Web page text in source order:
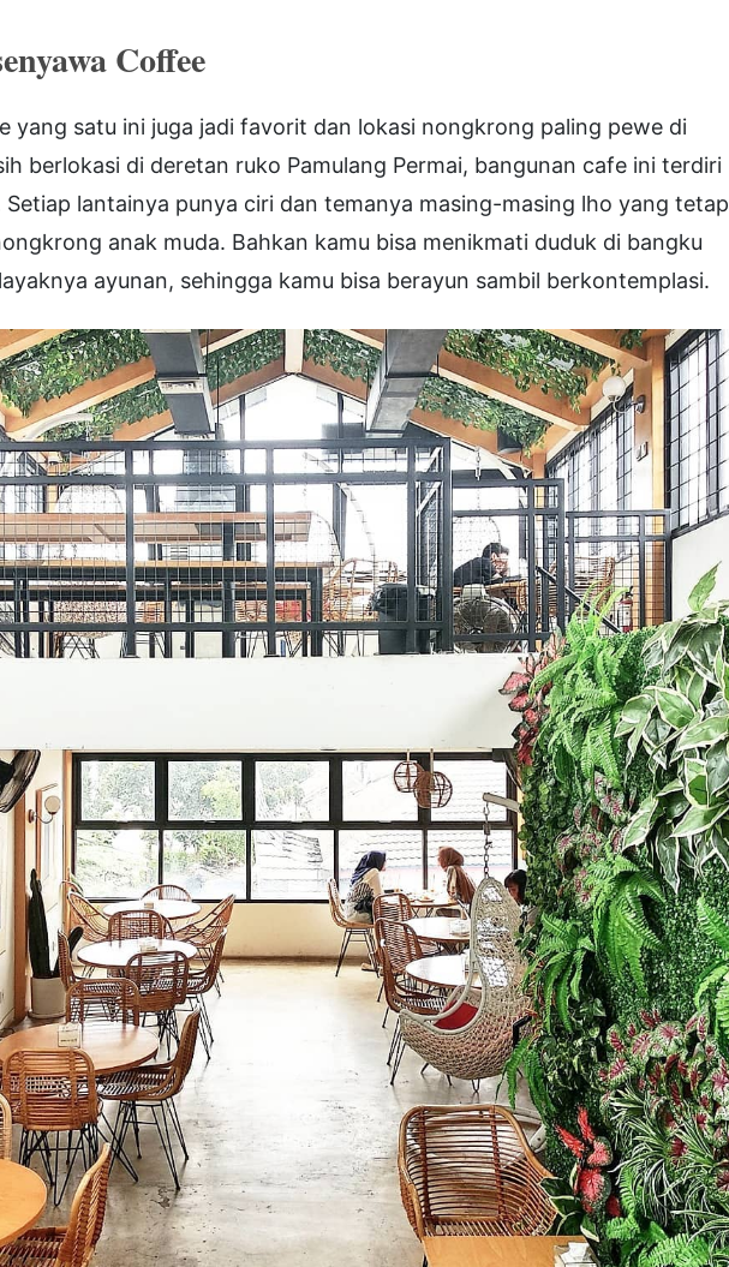
Coffee
yang satu ini juga jadi favorit dan lokasi nongkrong paling pewe di
berlokasi di deretan ruko Pamulang Permai, bangunan cafe ini terdiri
Setiap lantainya punya ciri dan temanya masing-masing lho yang tetap
anak muda. Bahkan kamu bisa menikmati duduk di bangku
ayunan, sehingga kamu bisa berayun sambil berkontemplasi.